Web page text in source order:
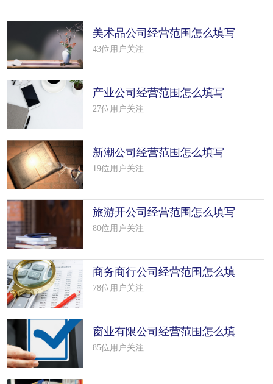
美术品公司经营范围怎么填写
（18个模板）
43位用户关注
产业公司经营范围怎么填写
（50个模板）
27位用户关注
新潮公司经营范围怎么填写
（38个模板）
19位用户关注
旅游开公司经营范围怎么填写
（50个模板）
80位用户关注
商务商行公司经营范围怎么填
写（50个模板）
78位用户关注
窗业有限公司经营范围怎么填
写（25个模板）
85位用户关注